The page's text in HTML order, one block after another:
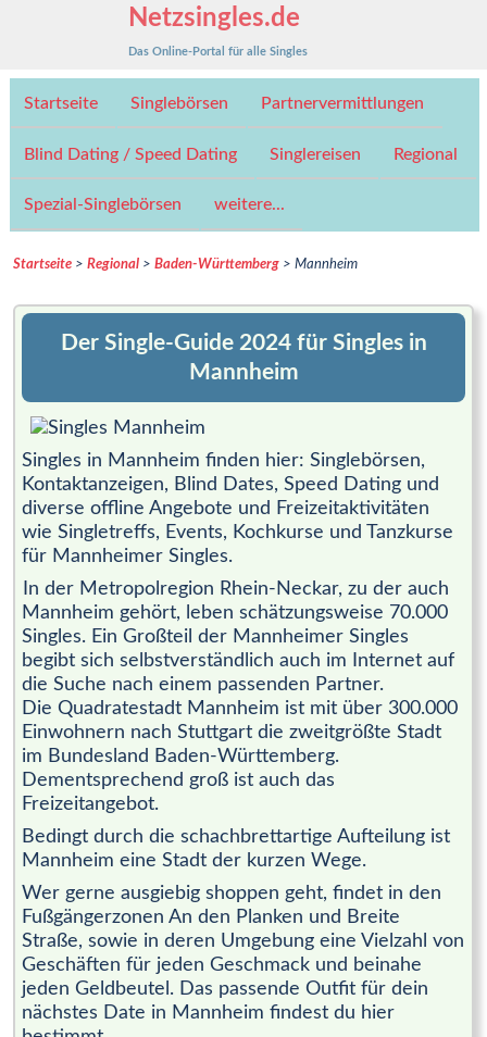
Netzsingles.de
Das Online-Portal für alle Singles
Startseite Singlebörsen Partnervermittlungen
Blind Dating / Speed Dating Singlereisen Regional
Spezial-Singlebörsen weitere...
Startseite >Regional >Baden-Württemberg > Mannheim
Der Single-Guide 2024 für Singles in
Mannheim
Singles in Mannheim finden hier: Singlebörsen,
Kontaktanzeigen, Blind Dates, Speed Dating und
diverse offline Angebote und Freizeitaktivitäten
wie Singletreffs, Events, Kochkurse und Tanzkurse
für Mannheimer Singles.
In der Metropolregion Rhein-Neckar, zu der auch
Mannheim gehört, leben schätzungsweise 70.000
Singles. Ein Großteil der Mannheimer Singles
begibt sich selbstverständlich auch im Internet auf
die Suche nach einem passenden Partner.
Die Quadratestadt Mannheim ist mit über 300.000
Einwohnern nach Stuttgart die zweitgrößte Stadt
im Bundesland Baden-Württemberg.
Dementsprechend groß ist auch das
Freizeitangebot.
Bedingt durch die schachbrettartige Aufteilung ist
Mannheim eine Stadt der kurzen Wege.
Wer gerne ausgiebig shoppen geht, findet in den
Fußgängerzonen An den Planken und Breite
Straße, sowie in deren Umgebung eine Vielzahl von
Geschäften für jeden Geschmack und beinahe
jeden Geldbeutel. Das passende Outfit für dein
nächstes Date in Mannheim findest du hier